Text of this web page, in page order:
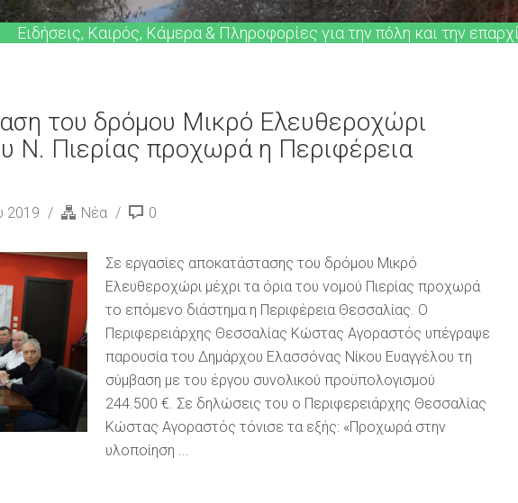
Ειδήσεις, Καιρός, Κάμερα & Πληροφορίες για την πόλη και την
του δρόμου Μικρό Ελευθεροχώρι
Ν. Πιερίας προχωρά η Περιφέρεια
2019 Νέα 0
Σε εργασίες αποκατάστασης του δρόμου Μικρό
Ελευθεροχώρι μέχρι τα όρια του νομού Πιερίας προχωρά
το επόμενο διάστημα η Περιφέρεια Θεσσαλίας. Ο
Περιφερειάρχης Θεσσαλίας Κώστας Αγοραστός υπέγραψε
παρουσία του Δημάρχου Ελασσόνας Νίκου Ευαγγέλου τη
σύμβαση με του έργου συνολικού προϋπολογισμού
244.500 €. Σε δηλώσεις του ο Περιφερειάρχης Θεσσαλίας
Κώστας Αγοραστός τόνισε τα εξής: «Προχωρά στην
υλοποίηση ...